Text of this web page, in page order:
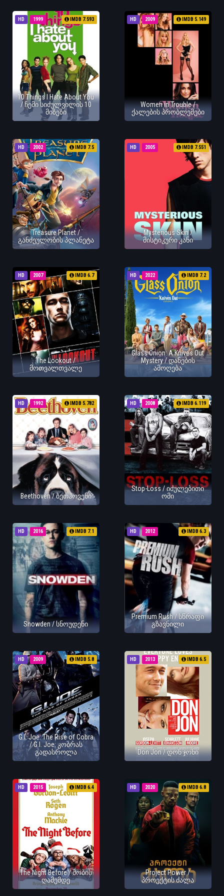
HD 1999 IMDB 7.593
10 Things I Hate About You
/ ჩემი სიძულვილის 10
მიზეზი
HD 2009 IMDB 5.149
Women in Trouble /
ქალების პრობლემები
HD 2002 IMDB 7.5
Treasure Planet /
განძეულობის პლანეტა
HD 2005 IMDB 7.551
Mysterious Skin /
მისტიკური კანი
HD 2007 IMDB 6.7
The Lookout /
მოთვალთვალე
HD 2022 IMDB 7.2
Glass Onion: A Knives Out
Mystery / დანების
ამოღება
HD 1992 IMDB 5.782
Beethoven / ბეთჰოვენი
HD 2008 IMDB 6.119
Stop-Loss / იძულებითი
ომი
HD 2016 IMDB 7.1
Snowden / სნოუდენი
HD 2012 IMDB 6.3
Premium Rush / სწრაფი
გზავნილი
HD 2009 IMDB 5.8
G.I. Joe: The Rise of Cobra
/ G.I. Joe: კობრას
გადასროლა
HD 2013 IMDB 6.5
Don Jon / დონ ჯონი
HD 2015 IMDB 6.4
The Night Before / შობის
ღამემდე
HD 2020 IMDB 6.8
Project Power /
პროექტის ძალა